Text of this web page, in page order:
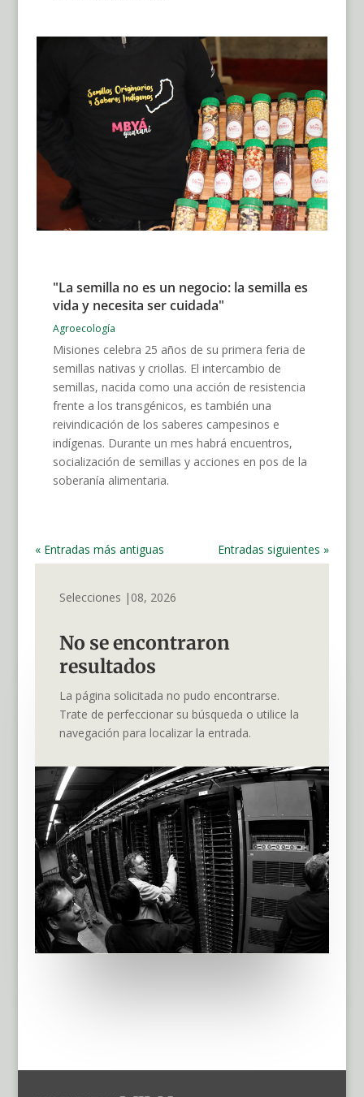
"La semilla no es un negocio: la semilla es
vida y necesita ser cuidada"
Agroecología
Misiones celebra 25 años de su primera feria de
semillas nativas y criollas. El intercambio de
semillas, nacida como una acción de resistencia
frente a los transgénicos, es también una
reivindicación de los saberes campesinos e
indígenas. Durante un mes habrá encuentros,
socialización de semillas y acciones en pos de la
soberanía alimentaria.
« Entradas más antiguas Entradas siguientes »
Selecciones |08, 2026
No se encontraron
resultados
La página solicitada no pudo encontrarse.
Trate de perfeccionar su búsqueda o utilice la
navegación para localizar la entrada.